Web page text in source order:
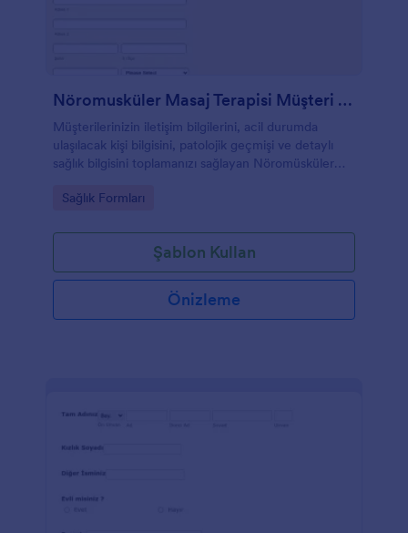
Nöromusküler Masaj Terapisi Müşteri Kayıt Formu
Müşterilerinizin iletişim bilgilerini, acil durumda
ulaşılacak kişi bilgisini, patolojik geçmişi ve detaylı
sağlık bilgisini toplamanızı sağlayan Nöromüsküler
Go to Category:
Sağlık Formları
Şablon Kullan
Önizleme